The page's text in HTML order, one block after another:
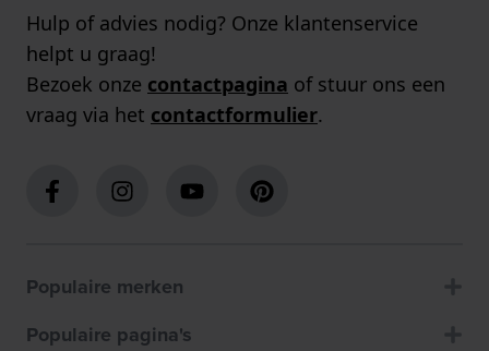
Hulp of advies nodig? Onze klantenservice
helpt u graag!
Bezoek onze contactpagina of stuur ons een
vraag via het contactformulier.
Populaire merken
Populaire pagina's